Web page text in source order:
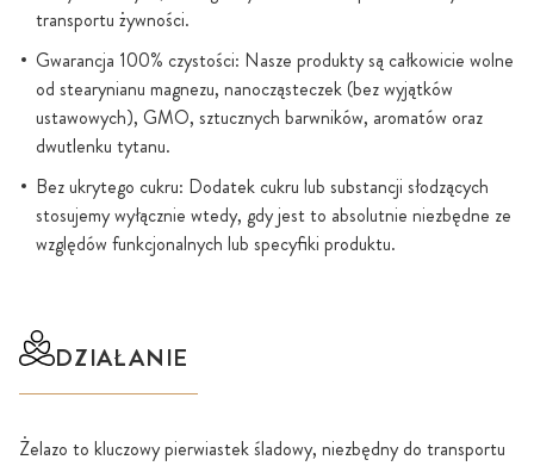
transportu żywności.
Gwarancja 100% czystości: Nasze produkty są całkowicie wolne
od stearynianu magnezu, nanocząsteczek (bez wyjątków
ustawowych), GMO, sztucznych barwników, aromatów oraz
dwutlenku tytanu.
Bez ukrytego cukru: Dodatek cukru lub substancji słodzących
stosujemy wyłącznie wtedy, gdy jest to absolutnie niezbędne ze
względów funkcjonalnych lub specyfiki produktu.
DZIAŁANIE
Żelazo to kluczowy pierwiastek śladowy, niezbędny do transportu